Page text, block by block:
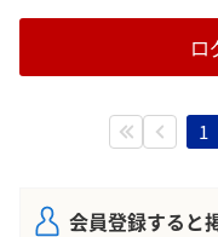
ロ
1
会員登録すると